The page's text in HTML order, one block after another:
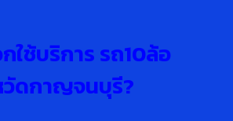
ใช้บริการ รถ10ล้อ
วัดกาญจนบุรี?